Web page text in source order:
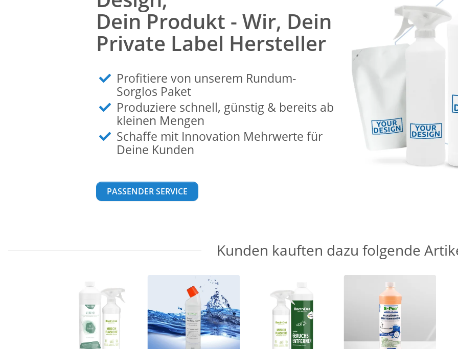
Dein Produkt - Wir, Dein
Private Label Hersteller
Profitiere von unserem Rundum-
Sorglos Paket
Produziere schnell, günstig & bereits ab
kleinen Mengen
Schaffe mit Innovation Mehrwerte für
Deine Kunden
PASSENDER SERVICE
Kunden kauften dazu folgende